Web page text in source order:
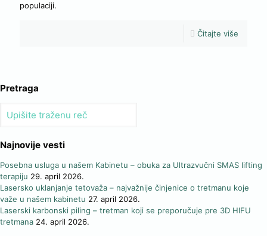
populaciji.
Čitajte više
Pretraga
Najnovije vesti
Posebna usluga u našem Kabinetu – obuka za Ultrazvučni SMAS lifting
terapiju 29. april 2026.
Lasersko uklanjanje tetovaža – najvažnije činjenice o tretmanu koje
važe u našem kabinetu 27. april 2026.
Laserski karbonski piling – tretman koji se preporučuje pre 3D HIFU
tretmana 24. april 2026.